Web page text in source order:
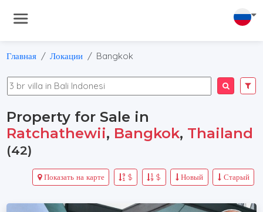
Главная Локации Bangkok
Property for Sale in
Ratchathewii, Bangkok, Thailand
(42)
Старый
Новый
$
$
Показать на карте